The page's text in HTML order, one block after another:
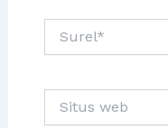
web